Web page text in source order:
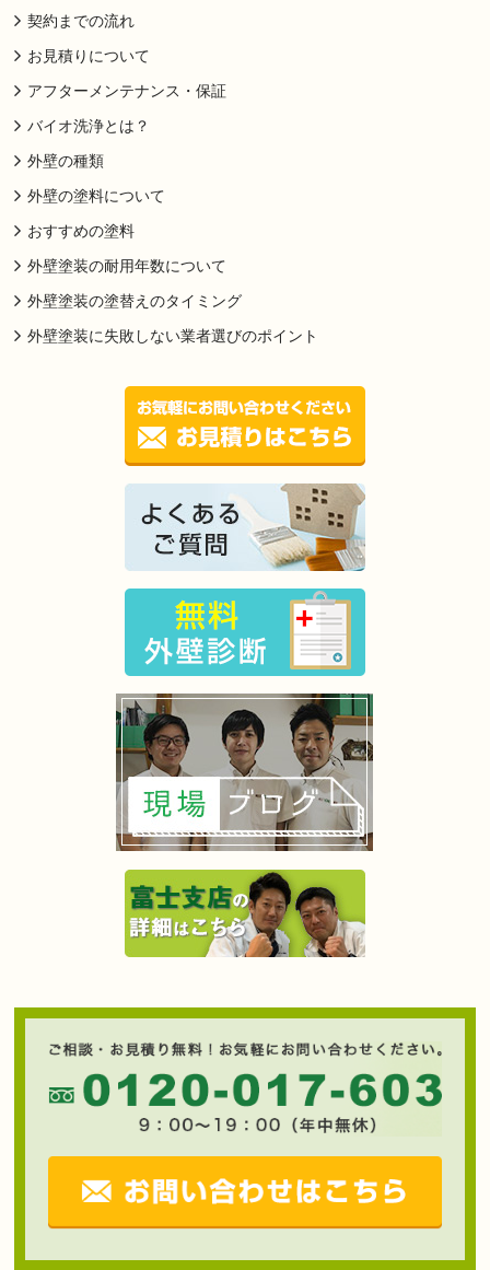
契約までの流れ
お見積りについて
アフターメンテナンス・保証
バイオ洗浄とは？
外壁の種類
外壁の塗料について
おすすめの塗料
外壁塗装の耐用年数について
外壁塗装の塗替えのタイミング
外壁塗装に失敗しない業者選びのポイント